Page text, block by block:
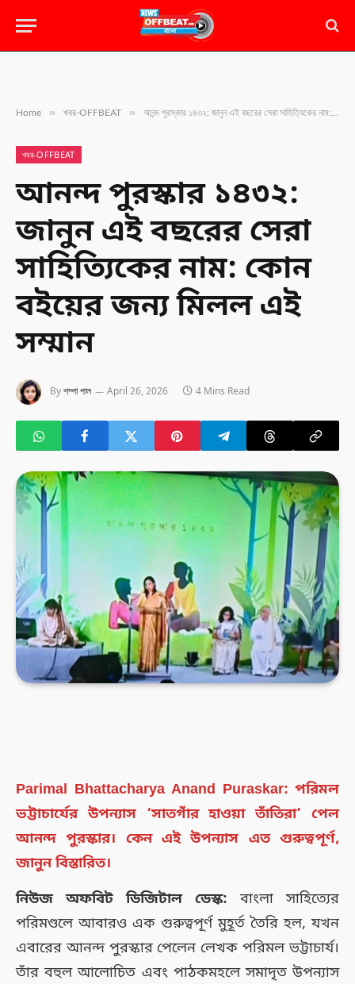
Home » খবর-OFFBEAT » আনন্দ পুরস্কার ১৪৩২: জানুন এই বছরের সেরা সাহিত্যিকের নাম: কোন বইয়ের জন্য মিলল এই সম্মান
খবর-OFFBEAT
আনন্দ পুরস্কার ১৪৩২:
জানুন এই বছরের সেরা
সাহিত্যিকের নাম: কোন
বইয়ের জন্য মিলল এই
সম্মান
Byশম্পা পাল April 26, 2026 4 Mins Read
Parimal Bhattacharya Anand Puraskar: পরিমল
ভট্টাচার্যের উপন্যাস ‘সাতগাঁর হাওয়া তাঁতিরা’ পেল
আনন্দ পুরস্কার। কেন এই উপন্যাস এত গুরুত্বপূর্ণ,
জানুন বিস্তারিত।
নিউজ অফবিট ডিজিটাল ডেস্ক: বাংলা সাহিত্যের
পরিমণ্ডলে আবারও এক গুরুত্বপূর্ণ মুহূর্ত তৈরি হল, যখন
এবারের আনন্দ পুরস্কার পেলেন লেখক পরিমল ভট্টাচার্য।
তাঁর বহুল আলোচিত এবং পাঠকমহলে সমাদৃত উপন্যাস